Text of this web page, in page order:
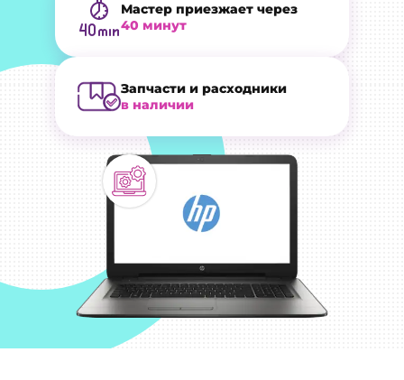
Мастер приезжает через
40 минут
Запчасти и расходники
в наличии